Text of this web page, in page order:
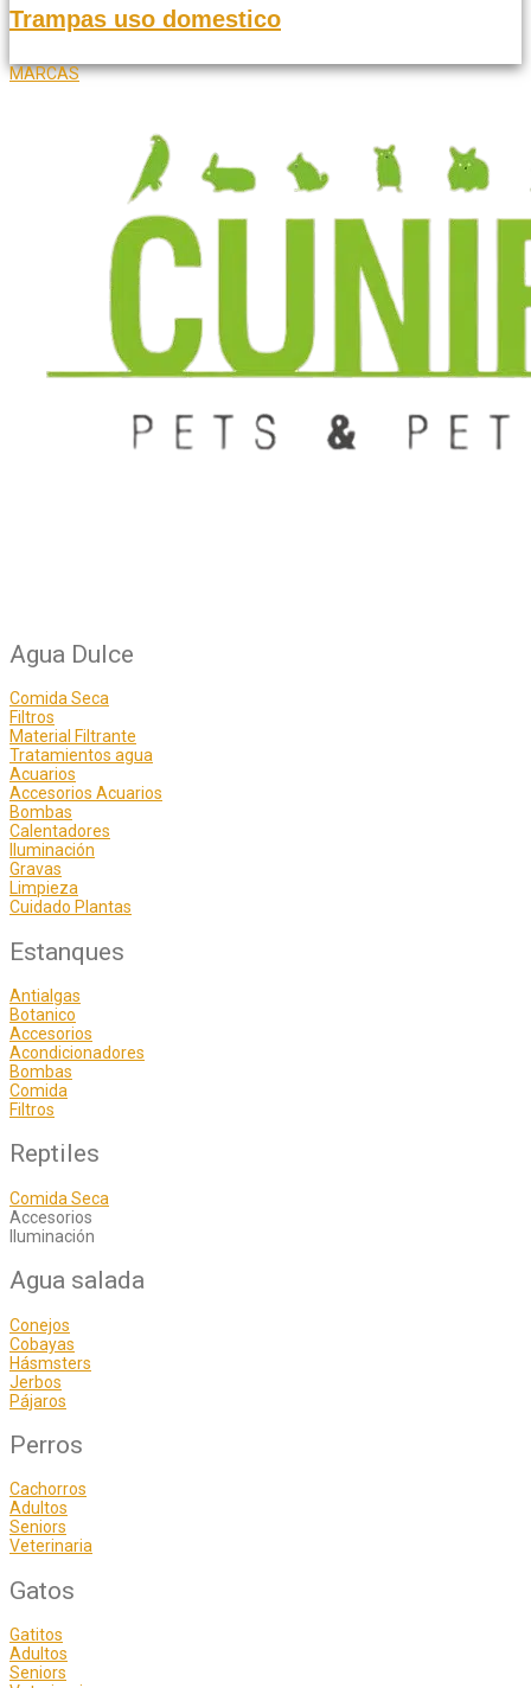
Trampas uso domestico
MARCAS
Agua Dulce
Comida Seca
Filtros
Material Filtrante
Tratamientos agua
Acuarios
Accesorios Acuarios
Bombas
Calentadores
Iluminación
Gravas
Limpieza
Cuidado Plantas
Estanques
Antialgas
Botanico
Accesorios
Acondicionadores
Bombas
Comida
Filtros
Reptiles
Comida Seca
Accesorios
Iluminación
Agua salada
Conejos
Cobayas
Hásmsters
Jerbos
Pájaros
Perros
Cachorros
Adultos
Seniors
Veterinaria
Gatos
Gatitos
Adultos
Seniors